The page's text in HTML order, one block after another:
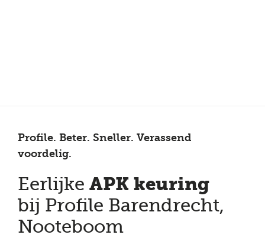
Profile. Beter. Sneller. Verassend
voordelig.
Eerlijke APK keuring
bij Profile Barendrecht,
Nooteboom